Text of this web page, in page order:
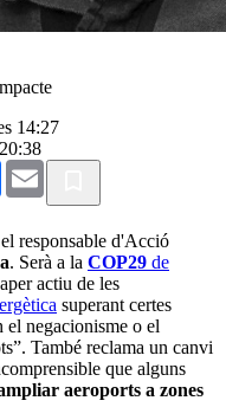
14:27
Facebook
Email
responsable d'Acció
. Serà a la COP29 de
actiu de les
superant certes
el negacionisme o el
També reclama un canvi
que alguns
aeroports a zones